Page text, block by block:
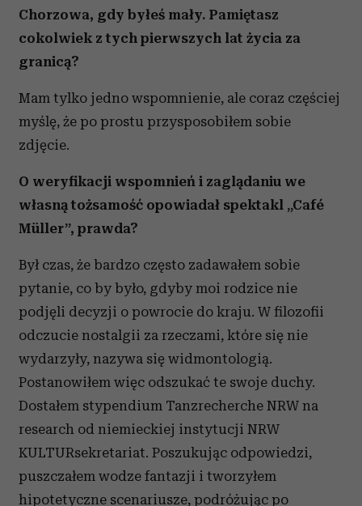
Chorzowa, gdy byłeś mały. Pamiętasz
cokolwiek z tych pierwszych lat życia za
granicą?
Mam tylko jedno wspomnienie, ale coraz częściej
myślę, że po prostu przysposobiłem sobie
zdjęcie.
O weryfikacji wspomnień i zaglądaniu we
własną tożsamość opowiadał spektakl „Café
Müller”, prawda?
Był czas, że bardzo często zadawałem sobie
pytanie, co by było, gdyby moi rodzice nie
podjęli decyzji o powrocie do kraju. W filozofii
odczucie nostalgii za rzeczami, które się nie
wydarzyły, nazywa się widmontologią.
Postanowiłem więc odszukać te swoje duchy.
Dostałem stypendium Tanzrecherche NRW na
research od niemieckiej instytucji NRW
KULTURsekretariat. Poszukując odpowiedzi,
puszczałem wodze fantazji i tworzyłem
hipotetyczne scenariusze, podróżując po